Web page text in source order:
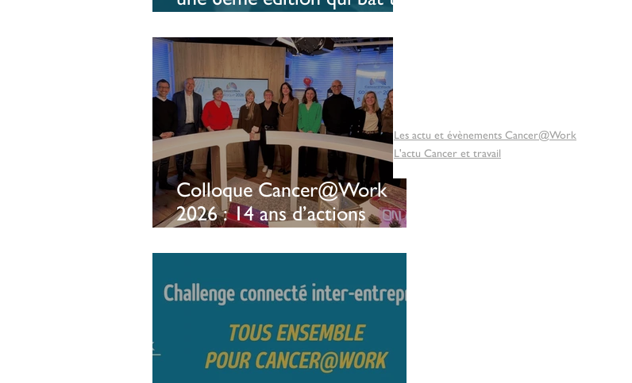
Colloque Cancer@Work
2026 : 14 ans d’actions
société civile
Les actu et évènements Cancer@Work
L'actu Cancer et travail